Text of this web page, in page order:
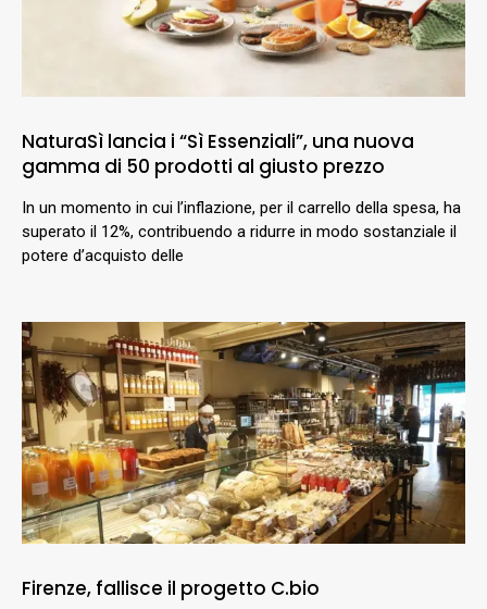
NaturaSì lancia i “Sì Essenziali”, una nuova
gamma di 50 prodotti al giusto prezzo
In un momento in cui l’inflazione, per il carrello della spesa, ha
superato il 12%, contribuendo a ridurre in modo sostanziale il
potere d’acquisto delle
Firenze, fallisce il progetto C.bio